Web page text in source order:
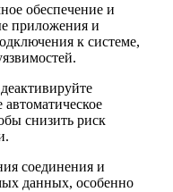
обеспечение и
приложения и
к системе,
снизить риск
соединения и
данных, особенно